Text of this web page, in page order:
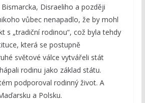
Disraeliho a později
vůbec nenapadlo, že by mohl
s „tradiční rodinou“, což byla tehdy
která se postupně
světové válce vytvářeli stát
rodinu jako základ státu.
podporoval rodinný život. A
a Polsku.